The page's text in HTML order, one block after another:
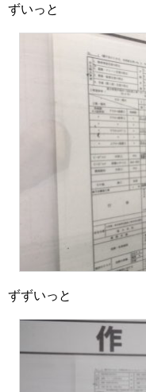
ずいっと
ずずいっと